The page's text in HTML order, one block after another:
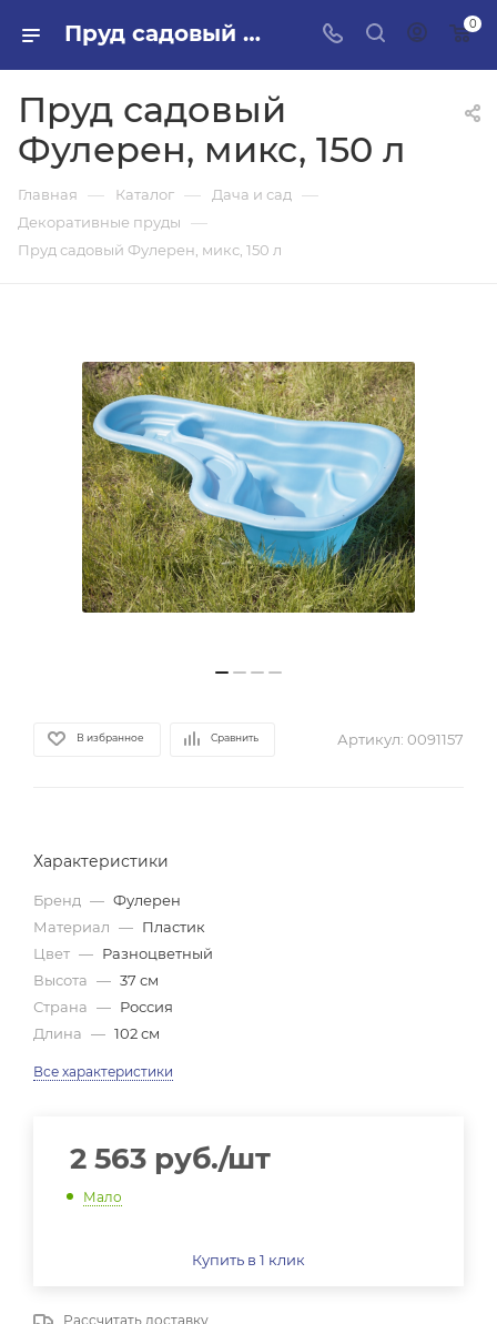
Пруд садовый Фулерен, микс, 150 л в ПИЛОН — купить стройматериалы в интернет-магазине ПИЛОН с доставкой оптом и в розницу 0
Пруд садовый
Фулерен, микс, 150 л
Главная — Каталог — Дача и сад —
Декоративные пруды —
Пруд садовый Фулерен, микс, 150 л
В избранное Сравнить Артикул: 0091157
Характеристики
Бренд — Фулерен
Материал — Пластик
Цвет — Разноцветный
Высота — 37 см
Страна — Россия
Длина — 102 см
Все характеристики
2 563 руб./шт
Мало
Купить в 1 клик
Рассчитать доставку